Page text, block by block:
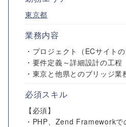
東京都
業務内容
・プロジェクト（ECサイト
・要件定義～詳細設計の工程
・東京と他県とのブリッジ業
必須スキル
【必須】
・PHP、Zend Frameworkで